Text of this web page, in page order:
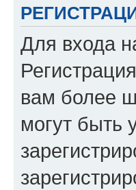
Для входа
вам более
могут быть